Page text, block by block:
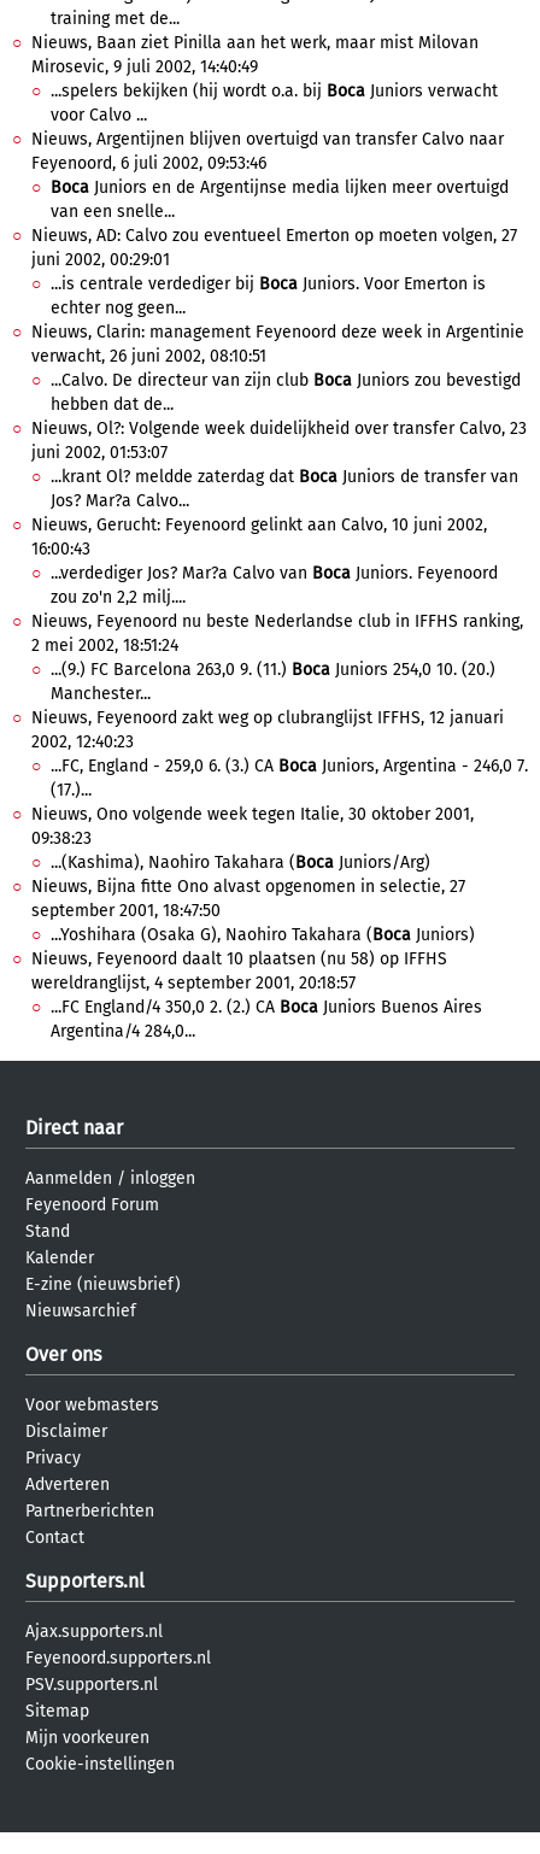
training met de...
Nieuws, Baan ziet Pinilla aan het werk, maar mist Milovan
Mirosevic, 9 juli 2002, 14:40:49
...spelers bekijken (hij wordt o.a. bij Boca Juniors verwacht
voor Calvo ...
Nieuws, Argentijnen blijven overtuigd van transfer Calvo naar
Feyenoord, 6 juli 2002, 09:53:46
Boca Juniors en de Argentijnse media lijken meer overtuigd
van een snelle...
Nieuws, AD: Calvo zou eventueel Emerton op moeten volgen, 27
juni 2002, 00:29:01
...is centrale verdediger bij Boca Juniors. Voor Emerton is
echter nog geen...
Nieuws, Clarin: management Feyenoord deze week in Argentinie
verwacht, 26 juni 2002, 08:10:51
...Calvo. De directeur van zijn club Boca Juniors zou bevestigd
hebben dat de...
Nieuws, Ol?: Volgende week duidelijkheid over transfer Calvo, 23
juni 2002, 01:53:07
...krant Ol? meldde zaterdag dat Boca Juniors de transfer van
Jos? Mar?a Calvo...
Nieuws, Gerucht: Feyenoord gelinkt aan Calvo, 10 juni 2002,
16:00:43
...verdediger Jos? Mar?a Calvo van Boca Juniors. Feyenoord
zou zo'n 2,2 milj....
Nieuws, Feyenoord nu beste Nederlandse club in IFFHS ranking,
2 mei 2002, 18:51:24
...(9.) FC Barcelona 263,0 9. (11.) Boca Juniors 254,0 10. (20.)
Manchester...
Nieuws, Feyenoord zakt weg op clubranglijst IFFHS, 12 januari
2002, 12:40:23
...FC, England - 259,0 6. (3.) CA Boca Juniors, Argentina - 246,0 7.
(17.)...
Nieuws, Ono volgende week tegen Italie, 30 oktober 2001,
09:38:23
...(Kashima), Naohiro Takahara (Boca Juniors/Arg)
Nieuws, Bijna fitte Ono alvast opgenomen in selectie, 27
september 2001, 18:47:50
...Yoshihara (Osaka G), Naohiro Takahara (Boca Juniors)
Nieuws, Feyenoord daalt 10 plaatsen (nu 58) op IFFHS
wereldranglijst, 4 september 2001, 20:18:57
...FC England/4 350,0 2. (2.) CA Boca Juniors Buenos Aires
Argentina/4 284,0...
Direct naar
Aanmelden / inloggen
Feyenoord Forum
Stand
Kalender
E-zine (nieuwsbrief)
Nieuwsarchief
Over ons
Voor webmasters
Disclaimer
Privacy
Adverteren
Partnerberichten
Contact
Supporters.nl
Ajax.supporters.nl
Feyenoord.supporters.nl
PSV.supporters.nl
Sitemap
Mijn voorkeuren
Cookie-instellingen